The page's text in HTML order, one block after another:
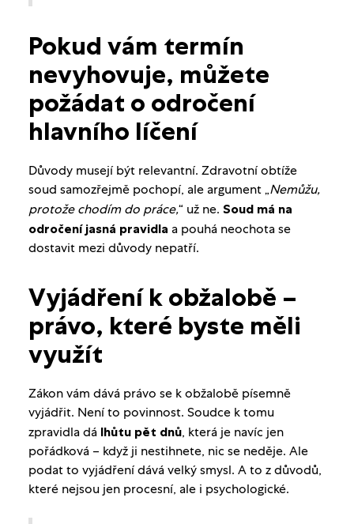
Pokud vám termín
nevyhovuje, můžete
požádat o odročení
hlavního líčení
Důvody musejí být relevantní. Zdravotní obtíže
soud samozřejmě pochopí, ale argument „Nemůžu,
protože chodím do práce,“ už ne. Soud má na
odročení jasná pravidla a pouhá neochota se
dostavit mezi důvody nepatří.
Vyjádření k obžalobě –
právo, které byste měli
využít
Zákon vám dává právo se k obžalobě písemně
vyjádřit. Není to povinnost. Soudce k tomu
zpravidla dálhůtu pět dnů, která je navíc jen
pořádková – když ji nestihnete, nic se neděje. Ale
podat to vyjádření dává velký smysl. A to z důvodů,
které nejsou jen procesní, ale i psychologické.